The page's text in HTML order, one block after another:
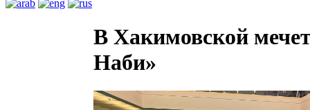
В Хакимовской
Наби»